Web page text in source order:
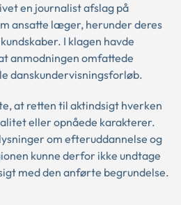
en journalist afslag på
ansatte læger, herunder deres
I klagen havde
anmodningen omfattede
danskundervisningsforløb.
at retten til aktindsigt hverken
eller opnåede karakterer.
om efteruddannelse og
kunne derfor ikke undtage
med den anførte begrundelse.